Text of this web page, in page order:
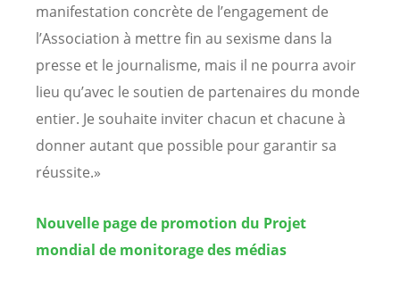
manifestation concrète de l’engagement de
l’Association à mettre fin au sexisme dans la
presse et le journalisme, mais il ne pourra avoir
lieu qu’avec le soutien de partenaires du monde
entier. Je souhaite inviter chacun et chacune à
donner autant que possible pour garantir sa
réussite.»
Nouvelle page de promotion du Projet
mondial de monitorage des médias